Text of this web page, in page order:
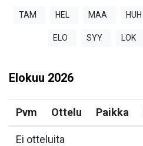
TAM HEL MAA HUH
ELO SYY LOK
Elokuu 2026
Pvm Ottelu Paikka
Ei otteluita